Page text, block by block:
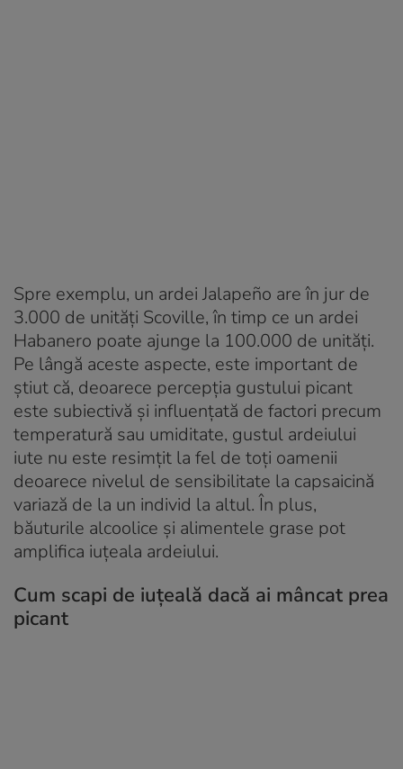
Spre exemplu, un ardei Jalapeño are în jur de
3.000 de unități Scoville, în timp ce un ardei
Habanero poate ajunge la 100.000 de unități.
Pe lângă aceste aspecte, este important de
știut că, deoarece percepția gustului picant
este subiectivă și influențată de factori precum
temperatură sau umiditate, gustul ardeiului
iute nu este resimțit la fel de toți oamenii
deoarece nivelul de sensibilitate la capsaicină
variază de la un individ la altul. În plus,
băuturile alcoolice și alimentele grase pot
amplifica iuțeala ardeiului.
Cum scapi de iuțeală dacă ai mâncat prea
picant